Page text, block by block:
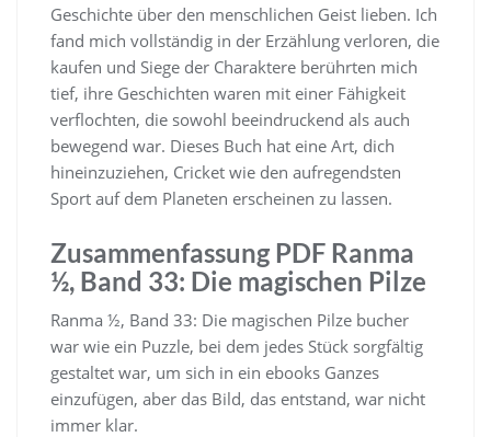
Geschichte über den menschlichen Geist lieben. Ich
fand mich vollständig in der Erzählung verloren, die
kaufen und Siege der Charaktere berührten mich
tief, ihre Geschichten waren mit einer Fähigkeit
verflochten, die sowohl beeindruckend als auch
bewegend war. Dieses Buch hat eine Art, dich
hineinzuziehen, Cricket wie den aufregendsten
Sport auf dem Planeten erscheinen zu lassen.
Zusammenfassung PDF Ranma
½, Band 33: Die magischen Pilze
Ranma ½, Band 33: Die magischen Pilze bucher
war wie ein Puzzle, bei dem jedes Stück sorgfältig
gestaltet war, um sich in ein ebooks Ganzes
einzufügen, aber das Bild, das entstand, war nicht
immer klar.